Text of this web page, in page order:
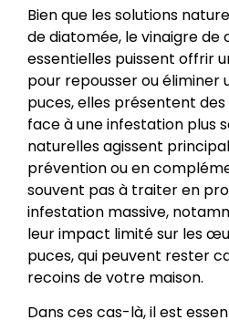
Bien que les solutions
de diatomée, le vinaigre de
essentielles puissent offrir
pour repousser ou éliminer
puces, elles présentent
face à une infestation plus
naturelles agissent
prévention ou en
souvent pas à traiter en
infestation massive,
leur impact limité sur les
puces, qui peuvent rester
recoins de votre maison.
Dans ces cas-là, il est